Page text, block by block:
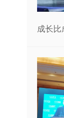
成长比